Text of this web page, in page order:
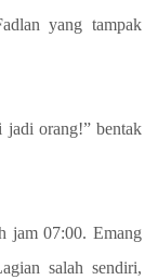
yang tampak
jadi orang!” bentak
jam 07:00. Emang
salah sendiri,